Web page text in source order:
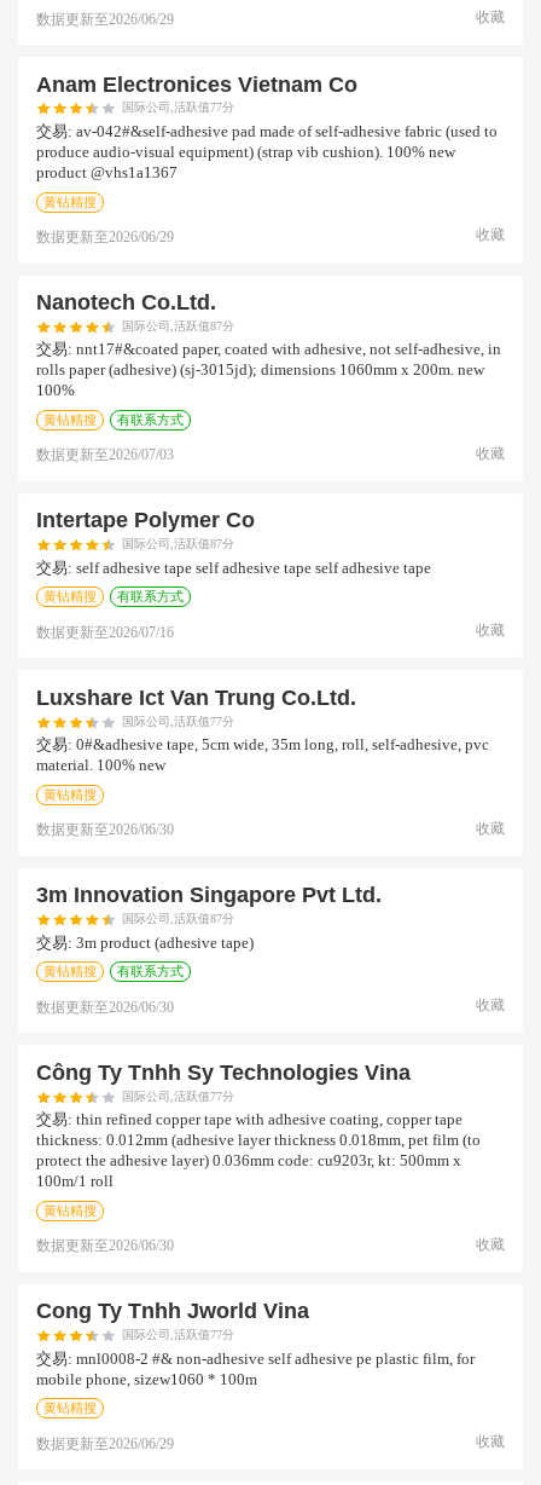
数据更新至2026/06/29 收藏
Anam Electronices Vietnam Co
国际公司,活跃值77分
交易: av-042#&self-adhesive pad made of self-adhesive fabric (used to
produce audio-visual equipment) (strap vib cushion). 100% new
product @vhs1a1367
黄钻精搜
数据更新至2026/06/29 收藏
Nanotech Co.ltd.
国际公司,活跃值87分
交易: nnt17#&coated paper, coated with adhesive, not self-adhesive, in
rolls paper (adhesive) (sj-3015jd); dimensions 1060mm x 200m. new
100%
黄钻精搜 有联系方式
数据更新至2026/07/03 收藏
Intertape Polymer Co
国际公司,活跃值87分
交易: self adhesive tape self adhesive tape self adhesive tape
黄钻精搜 有联系方式
数据更新至2026/07/16 收藏
Luxshare Ict Van Trung Co.ltd.
国际公司,活跃值77分
交易: 0#&adhesive tape, 5cm wide, 35m long, roll, self-adhesive, pvc
material. 100% new
黄钻精搜
数据更新至2026/06/30 收藏
3m Innovation Singapore Pvt Ltd.
国际公司,活跃值87分
交易: 3m product (adhesive tape)
黄钻精搜 有联系方式
数据更新至2026/06/30 收藏
Công Ty Tnhh Sy Technologies Vina
国际公司,活跃值77分
交易: thin refined copper tape with adhesive coating, copper tape
thickness: 0.012mm (adhesive layer thickness 0.018mm, pet film (to
protect the adhesive layer) 0.036mm code: cu9203r, kt: 500mm x
100m/1 roll
黄钻精搜
数据更新至2026/06/30 收藏
Cong Ty Tnhh Jworld Vina
国际公司,活跃值77分
交易: mnl0008-2 #& non-adhesive self adhesive pe plastic film, for
mobile phone, sizew1060 * 100m
黄钻精搜
数据更新至2026/06/29 收藏